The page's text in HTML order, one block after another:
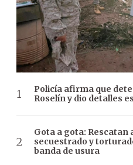
Policía afirma que
Roselín y dio detalles
Gota a gota: Rescatan
secuestrado y
banda de usura